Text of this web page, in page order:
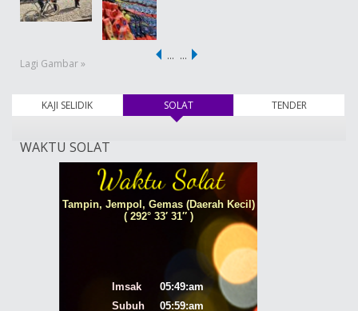
Lagi Gambar »
… …
KAJI SELIDIK SOLAT(tab aktif) TENDER
WAKTU SOLAT